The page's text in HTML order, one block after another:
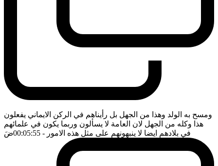
ومسح به الولد وهذا من الجهل بل رأيناهم في الركن الايماني يفعلون
هذا وكله من الجهل لان العامة لا يسألون وربما يكون في علمائهم
في بلادهم ايضا لا ينبهونهم على مثل هذه الامور - 00:05:55 ضَ